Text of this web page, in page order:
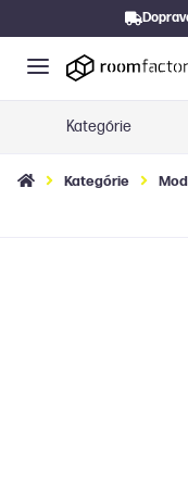
Kategórie
Kategórie